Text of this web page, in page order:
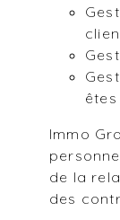
Immo
de la
des